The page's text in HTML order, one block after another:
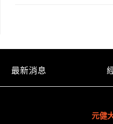
最新消息
元健